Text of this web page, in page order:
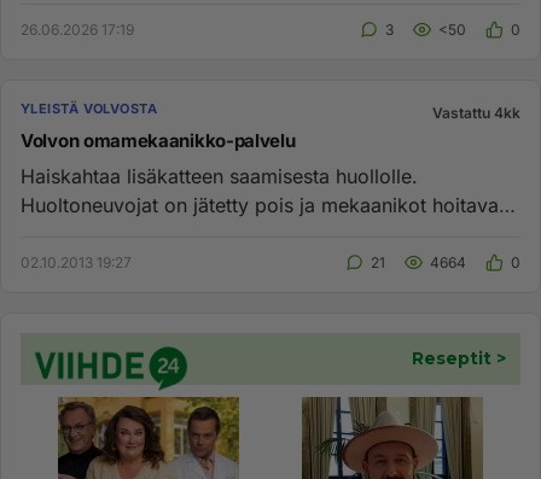
26.06.2026 17:19 3 <50 0
YLEISTÄ VOLVOSTA Vastattu 4kk
Volvon omamekaanikko-palvelu
Haiskahtaa lisäkatteen saamisesta huollolle.
Huoltoneuvojat on jätetty pois ja mekaanikot hoitavat
02.10.2013 19:27 21 4664 0